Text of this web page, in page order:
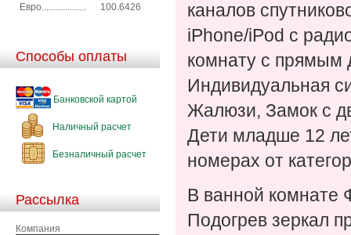
Евро...................
100.6426
Способы оплаты
Банковской картой
Наличный расчет
Безналичный расчет
Рассылка
Компания
каналов
iPhone/iPod с
комнату с прямым
Индивидуальная
Жалюзи, Замок с
Дети младше 12
номерах от
В ванной комнате
Подогрев зеркал